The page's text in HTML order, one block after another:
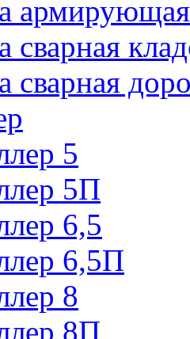
сварная
сварная
5
5П
6,5
6,5П
8
8П